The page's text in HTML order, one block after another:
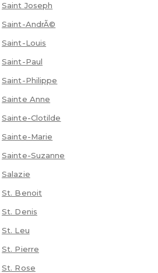
Saint Joseph
Saint-AndrÃ©
Saint-Louis
Saint-Paul
Saint-Philippe
Sainte Anne
Sainte-Clotilde
Sainte-Marie
Sainte-Suzanne
Salazie
St. Benoit
St. Denis
St. Leu
St. Pierre
St. Rose